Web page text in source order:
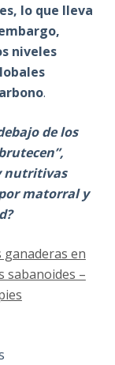
lo que lleva
niveles
.
de los
nutritivas
matorral y
ganaderas en
sabanoides –